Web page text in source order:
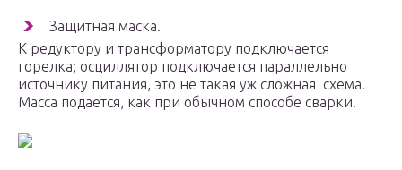
Защитная маска.
К редуктору и трансформатору подключается
горелка; осциллятор подключается параллельно
источнику питания, это не такая уж сложная схема.
Масса подается, как при обычном способе сварки.